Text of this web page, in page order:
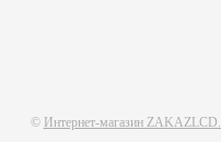
© Интернет-магазин